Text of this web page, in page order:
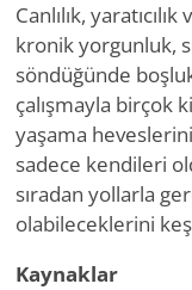
Canlılık,
kronik yorgunluk,
söndüğünde
çalışmayla birçok
yaşama
sadece kendileri
sıradan yollarla
olabileceklerini
Kaynaklar